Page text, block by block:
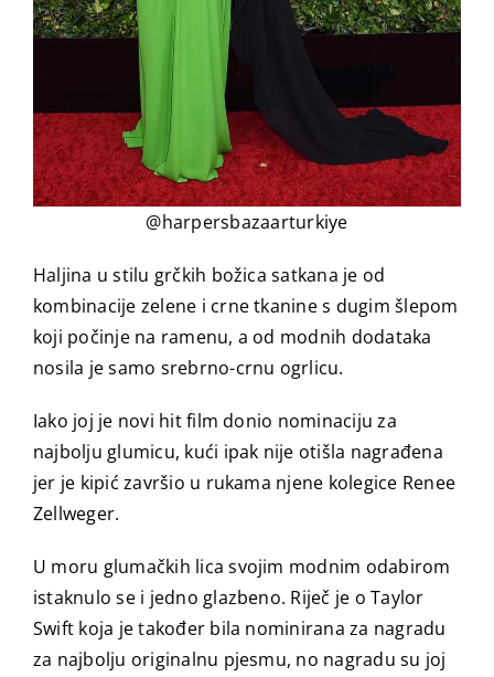
@harpersbazaarturkiye
Haljina u stilu grčkih božica satkana je od
kombinacije zelene i crne tkanine s dugim šlepom
koji počinje na ramenu, a od modnih dodataka
nosila je samo srebrno-crnu ogrlicu.
Iako joj je novi hit film donio nominaciju za
najbolju glumicu, kući ipak nije otišla nagrađena
jer je kipić završio u rukama njene kolegice Renee
Zellweger.
U moru glumačkih lica svojim modnim odabirom
istaknulo se i jedno glazbeno. Riječ je o Taylor
Swift koja je također bila nominirana za nagradu
za najbolju originalnu pjesmu, no nagradu su joj